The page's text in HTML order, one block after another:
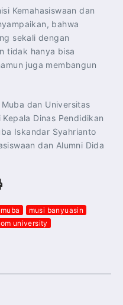
Kemahasiswaan dan
bahwa
sekali dengan
tidak hanya bisa
juga membangun
dan Universitas
Dinas Pendidikan
Iskandar Syahrianto
dan Alumni Dida
muba
musi banyuasin
university